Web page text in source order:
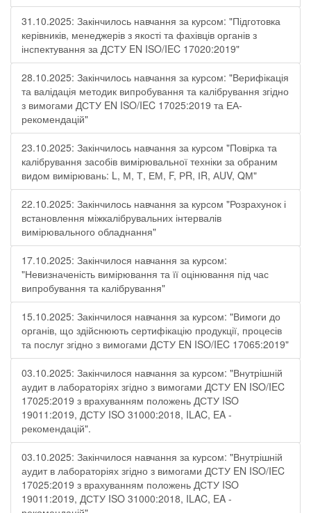
31.10.2025: Закінчилось навчання за курсом: "Підготовка
керівників, менеджерів з якості та фахівців органів з
інспектування за ДСТУ EN ISO/IEC 17020:2019"
28.10.2025: Закінчилось навчання за курсом: "Верифікація
та валідація методик випробування та калібрування згідно
з вимогами ДСТУ EN ISO/IEC 17025:2019 та ЕА-
рекомендацій"
23.10.2025: Закінчилось навчання за курсом "Повірка та
калібрування засобів вимірювальної техніки за обраним
видом вимірювань: L, М, Т, ЕМ, F, РR, ІR, АUV, QМ"
22.10.2025: Закінчилось навчання за курсом "Розрахунок і
встановлення міжкалібрувальних інтервалів
вимірювального обладнання"
17.10.2025: Закінчилося навчання за курсом:
"Невизначеність вимірювання та її оцінювання під час
випробування та калібрування"
15.10.2025: Закінчилося навчання за курсом: "Вимоги до
органів, що здійснюють сертифікацію продукції, процесів
та послуг згідно з вимогами ДСТУ EN ISO/IEC 17065:2019"
03.10.2025: Закінчилося навчання за курсом: "Внутрішній
аудит в лабораторіях згідно з вимогами ДСТУ EN ISO/IEC
17025:2019 з врахуванням положень ДСТУ ISO
19011:2019, ДСТУ ISO 31000:2018, ILAC, EA -
рекомендацій".
03.10.2025: Закінчилося навчання за курсом: "Внутрішній
аудит в лабораторіях згідно з вимогами ДСТУ EN ISO/IEC
17025:2019 з врахуванням положень ДСТУ ISO
19011:2019, ДСТУ ISO 31000:2018, ILAC, EA -